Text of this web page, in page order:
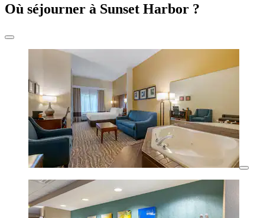
Où séjourner à Sunset Harbor ?